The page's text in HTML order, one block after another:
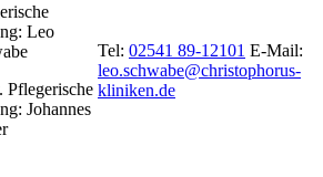
Leo
Pflegerische
Johannes
Tel: 02541 89-12101 E-Mail:
leo.schwabe@christophorus-
kliniken.de